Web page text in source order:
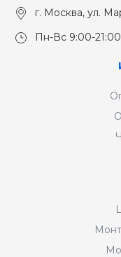
г. Москва, ул.
Пн-Вс 9:00-21:00